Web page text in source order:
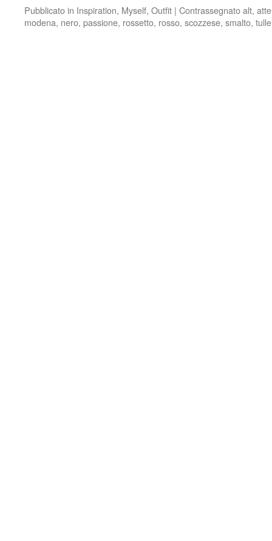
Pubblicato in Inspiration, Myself, Outfit | Contrassegnatoalt,
modena, nero, passione, rossetto, rosso, scozzese, smalto, tulle